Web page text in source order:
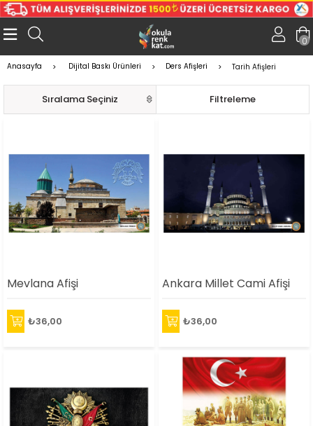
0
Anasayfa Dijital Baskı Ürünleri Ders Afişleri Tarih Afişleri
Filtreleme
Sıralama
Mevlana Afişi
₺36,00
Ankara Millet Cami Afişi
₺36,00